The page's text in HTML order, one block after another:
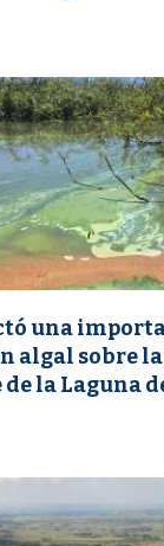
una
algal sobre
de la Laguna